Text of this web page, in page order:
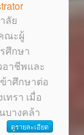
ลัย
ณะผู้
ศึกษา
าชีพและ
าศึกษาต่อ
ทรา เมื่อ
บางคล้า
ดูรายละเอียด